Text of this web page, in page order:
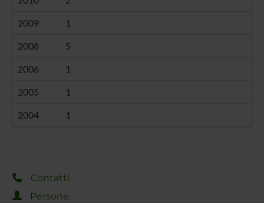
2009 1
2008 5
2006 1
2005 1
2004 1
Contatti
Persone